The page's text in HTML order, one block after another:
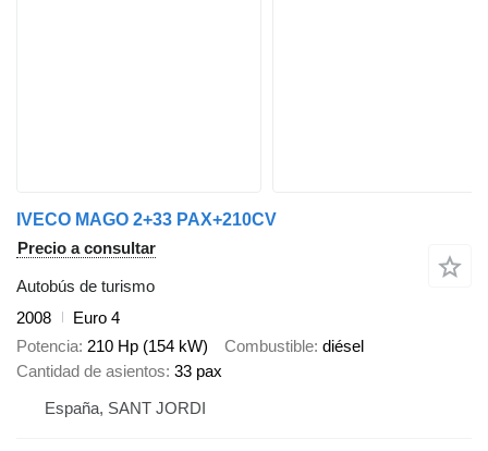
IVECO MAGO 2+33 PAX+210CV
Precio a consultar
Autobús de turismo
2008
Euro 4
Potencia 210 Hp (154 kW) Combustible diésel
Cantidad de asientos 33 pax
España, SANT JORDI